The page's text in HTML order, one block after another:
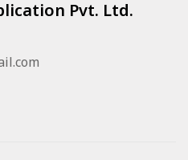
Pvt. Ltd.